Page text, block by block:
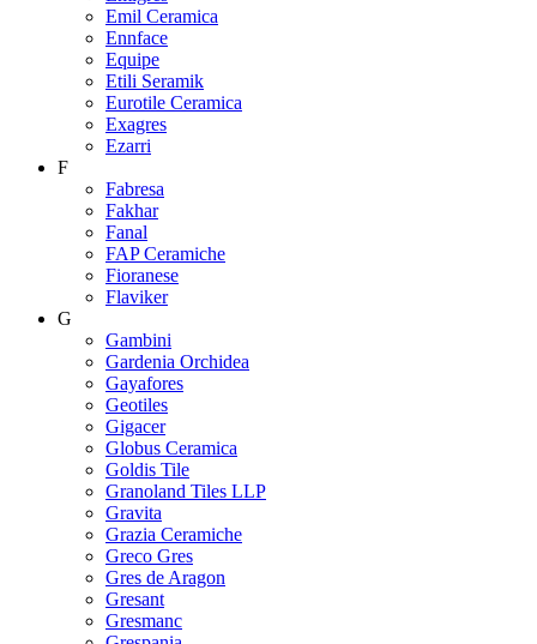
Emil Ceramica
Ennface
Equipe
Etili Seramik
Eurotile Ceramica
Exagres
Ezarri
F
Fabresa
Fakhar
Fanal
FAP Ceramiche
Fioranese
Flaviker
G
Gambini
Gardenia Orchidea
Gayafores
Geotiles
Gigacer
Globus Ceramica
Goldis Tile
Granoland Tiles LLP
Gravita
Grazia Ceramiche
Greco Gres
Gres de Aragon
Gresant
Gresmanc